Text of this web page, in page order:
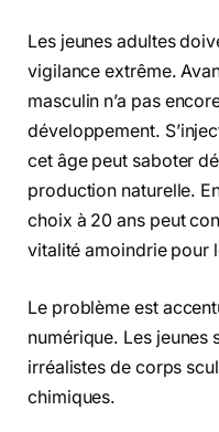
Les jeunes adultes
vigilance extrême.
masculin n’a pas
développement.
cet âge peut saboter
production naturelle.
choix à 20 ans peut
vitalité amoindrie pour
Le problème est
numérique. Les jeunes
irréalistes de corps
chimiques.